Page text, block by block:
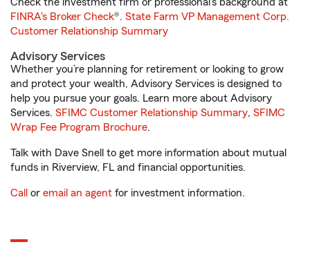
FINRA's Broker Check®. State Farm VP Management Corp.
Customer Relationship Summary
Advisory Services
Whether you’re planning for retirement or looking to grow
and protect your wealth, Advisory Services is designed to
help you pursue your goals. Learn more about Advisory
Services. SFIMC Customer Relationship Summary, SFIMC
Wrap Fee Program Brochure.
Talk with Dave Snell to get more information about mutual
funds in Riverview, FL and financial opportunities.
Call or email an agent for investment information.